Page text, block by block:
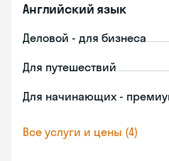
Английский язык
Деловой - для бизнеса
Для путешествий
Для начинающих -
Все услуги и цены (4)